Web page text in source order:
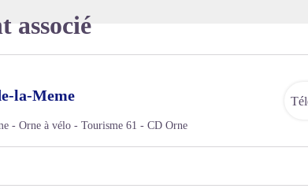
associé
la-Meme
- Orne à vélo - Tourisme 61 - CD Orne